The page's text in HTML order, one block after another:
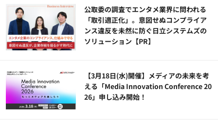
公​​取委の調査でエンタメ業界に問われる
「取引適正化」。意図せぬコンプライア
ンス違反を未然に防ぐ日立システムズの
ソリューション​【PR】
【3月18日(水)開催】メディアの未来を考
える「Media Innovation Conference 20
26」申し込み開始！